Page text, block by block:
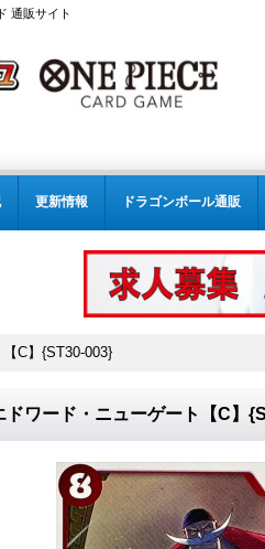
通販サイト
更新情報 ドラゴンボール通販
C】{ST30-003}
ドワード・ニューゲート【C】